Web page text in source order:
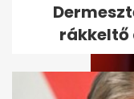
rákkeltő